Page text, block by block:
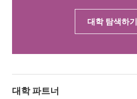
대학 탐색하기
대학 파트너